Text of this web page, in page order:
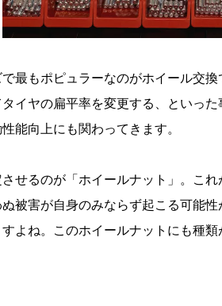
最もポピュラーなのがホイール交
イヤの扁平率を変更する、といっ
能向上にも関わってきます。
せるのが「ホイールナット」。こ
被害が自身のみならず起こる可能
よね。このホイールナットにも種類